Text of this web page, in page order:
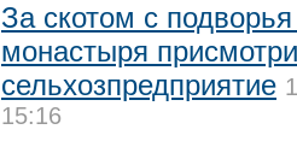
За скотом с
монастыря
сельхозпредприятие
15:16